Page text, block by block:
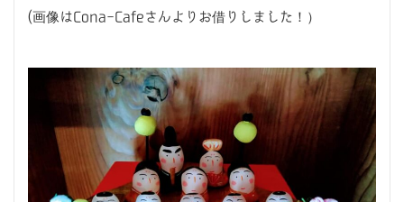
(画像はCona-Cafeさんよりお借りしました！）